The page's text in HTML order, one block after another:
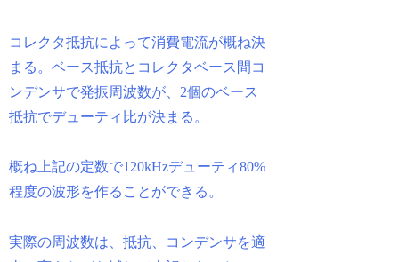
コレクタ抵抗によって消費電流が概ね決
まる。ベース抵抗とコレクタベース間コ
ンデンサで発振周波数が、2個のベース
抵抗でデューティ比が決まる。
概ね上記の定数で120kHzデューティ80%
程度の波形を作ることができる。
実際の周波数は、抵抗、コンデンサを適